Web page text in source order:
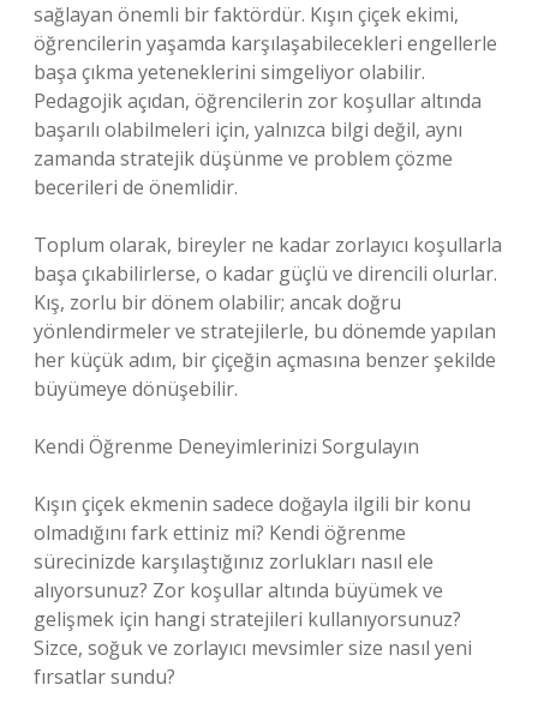
sağlayan önemli bir faktördür. Kışın çiçek ekimi,
öğrencilerin yaşamda karşılaşabilecekleri engellerle
başa çıkma yeteneklerini simgeliyor olabilir.
Pedagojik açıdan, öğrencilerin zor koşullar altında
başarılı olabilmeleri için, yalnızca bilgi değil, aynı
zamanda stratejik düşünme ve problem çözme
becerileri de önemlidir.
Toplum olarak, bireyler ne kadar zorlayıcı koşullarla
başa çıkabilirlerse, o kadar güçlü ve direncili olurlar.
Kış, zorlu bir dönem olabilir; ancak doğru
yönlendirmeler ve stratejilerle, bu dönemde yapılan
her küçük adım, bir çiçeğin açmasına benzer şekilde
büyümeye dönüşebilir.
Kendi Öğrenme Deneyimlerinizi Sorgulayın
Kışın çiçek ekmenin sadece doğayla ilgili bir konu
olmadığını fark ettiniz mi? Kendi öğrenme
sürecinizde karşılaştığınız zorlukları nasıl ele
alıyorsunuz? Zor koşullar altında büyümek ve
gelişmek için hangi stratejileri kullanıyorsunuz?
Sizce, soğuk ve zorlayıcı mevsimler size nasıl yeni
fırsatlar sundu?